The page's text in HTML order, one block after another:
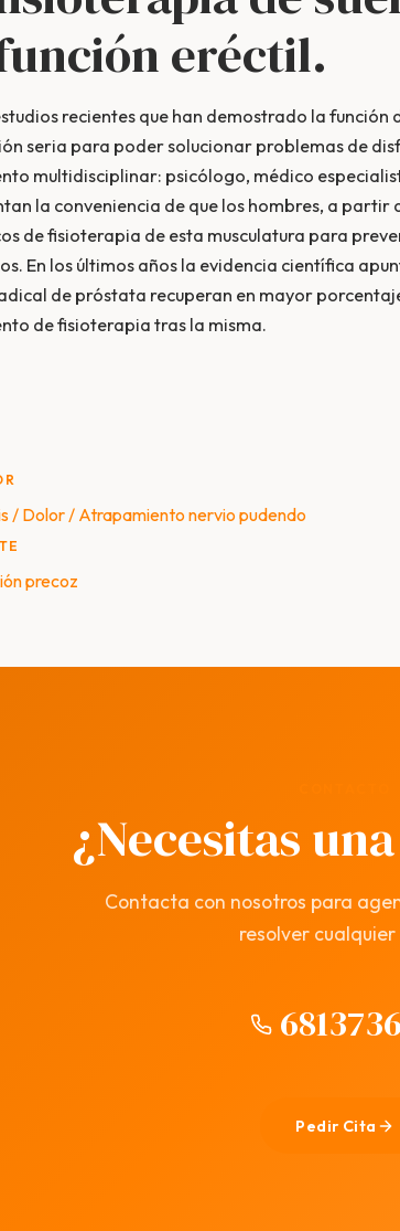
eréctil.
recientes que han demostrado la función
seria para poder solucionar problemas de
multidisciplinar: psicólogo, médico
la conveniencia de que los hombres, a
de fisioterapia de esta musculatura para
En los últimos años la evidencia científica
de próstata recuperan en mayor
de fisioterapia tras la misma.
/ Dolor / Atrapamiento nervio pudendo
precoz
¿Necesitas
Contacta con nosotros para
resolver
Pedir Cita